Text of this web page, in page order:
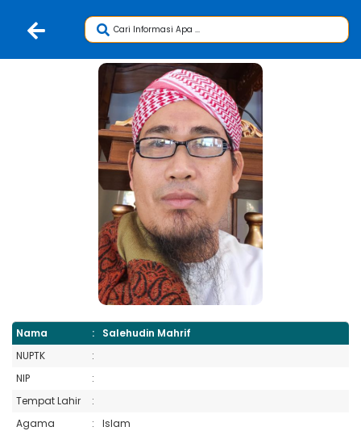
Nama :
Salehudin Mahrif
NUPTK
:
NIP
:
Tempat Lahir
:
Agama
:
Islam